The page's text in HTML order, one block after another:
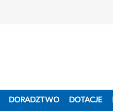
DORADZTWO DOTACJE